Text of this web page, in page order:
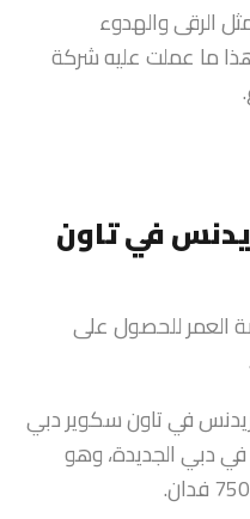
الرقى والهدوء
ما عملت عليه شركة
في تاون
العمر للحصول على
في تاون سكوير دبي
دبي الجديدة، وهو